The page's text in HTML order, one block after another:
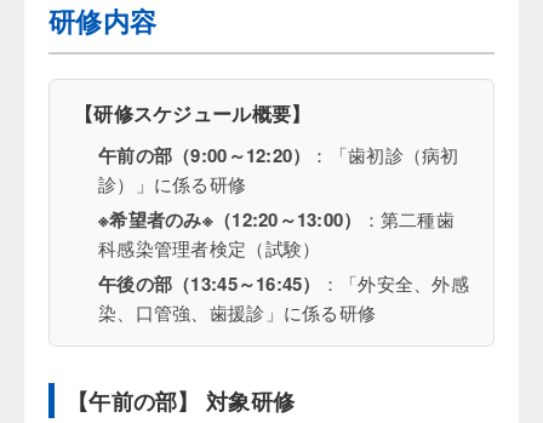
研修内容
【研修スケジュール概要】
午前の部（9:00～12:20）
：「歯初診（病初
診）」に係る研修
※希望者のみ※（12:20～13:00）
：第二種歯
科感染管理者検定（試験）
午後の部（13:45～16:45）
：「外安全、外感
染、口管強、歯援診」に係る研修
【午前の部】 対象研修